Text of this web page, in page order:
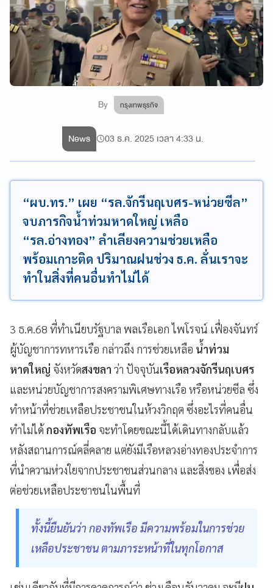
By กรุงเทพธุรกิจ
News 03 ธ.ค. 2025 เวลา 4:33 น.
“ผบ.ทร.” เผย “รล.จักรีนฤเบศร-หน่วยซีล”
จบภารกิจน้ำท่วมหาดใหญ่ เหลือ
“รล.อ่างทอง” ลำเลียงความช่วยเหลือ
พร้อมเกาะติด ปริมาณฝนช่วง ธ.ค. ลั่นเราจะ
ทำในสิ่งที่คนอื่นทำไม่ได้
3 ธ.ค.68 ที่ทำเนียบรัฐบาล พลเรือเอก ไพโรจน์ เฟื่องจันทร์
ผู้บัญชาการทหารเรือ กล่าวถึง การช่วยเหลือ น้ำท่วม
หาดใหญ่ จังหวัดสงขลา ว่า ปัจจุบันเรือหลวงจักรีนฤเบศร
และหน่วยบัญชาการสงครามพิเศษทางเรือ หรือหน่วยซีล ซึ่ง
ทำหน้าที่ช่วยเหลือประชาชนในห้วงวิกฤต ซึ่งอะไรที่คนอื่น
ทำไม่ได้กองทัพเรือ จะทำโดยขณะนี้ได้เดินทางกลับแล้ว
หลังสถานการณ์คลี่คลาย แต่ยังมีเรือหลวงอ่างทองประจำการ
ที่นำความห่วงใยจากประชาชนส่วนกลาง และสิ่งของ เพื่อส่ง
ต่อช่วยเหลือประชาชนในพื้นที่
ทั้งนี้ยืนยันว่า กองทัพเรือ มีความพร้อมในการช่วย
เหลือประชาชน ตามภาระหน้าที่ในทุกโอกาส